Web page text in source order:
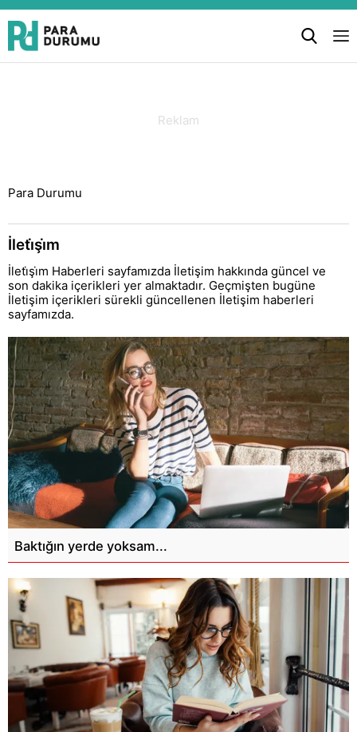
Para Durumu
İleti̇şi̇m
İleti̇şi̇m Haberleri sayfamızda İletişim hakkında güncel ve
son dakika içerikleri yer almaktadır. Geçmişten bugüne
İletişim içerikleri sürekli güncellenen İletişim haberleri
sayfamızda.
Baktığın yerde yoksam...